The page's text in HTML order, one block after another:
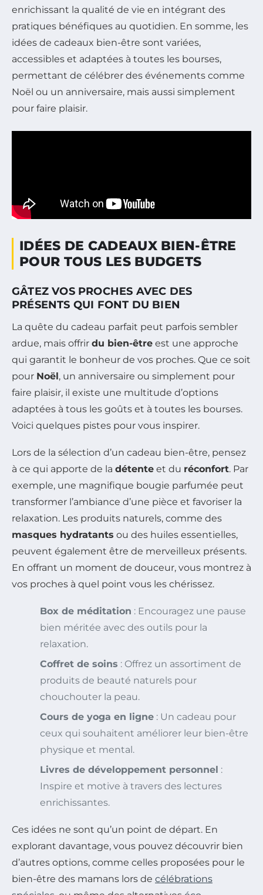
enrichissant la qualité de vie en intégrant des
pratiques bénéfiques au quotidien. En somme, les
idées de cadeaux bien-être sont variées,
accessibles et adaptées à toutes les bourses,
permettant de célébrer des événements comme
Noël ou un anniversaire, mais aussi simplement
pour faire plaisir.
IDÉES DE CADEAUX BIEN-ÊTRE
POUR TOUS LES BUDGETS
GÂTEZ VOS PROCHES AVEC DES
PRÉSENTS QUI FONT DU BIEN
La quête du cadeau parfait peut parfois sembler
ardue, mais offrir du bien-être est une approche
qui garantit le bonheur de vos proches. Que ce soit
pour Noël , un anniversaire ou simplement pour
faire plaisir, il existe une multitude d’options
adaptées à tous les goûts et à toutes les bourses.
Voici quelques pistes pour vous inspirer.
Lors de la sélection d’un cadeau bien-être, pensez
à ce qui apporte de la détente et du réconfort. Par
exemple, une magnifique bougie parfumée peut
transformer l’ambiance d’une pièce et favoriser la
relaxation. Les produits naturels, comme des
masques hydratants ou des huiles essentielles,
peuvent également être de merveilleux présents.
En offrant un moment de douceur, vous montrez à
vos proches à quel point vous les chérissez.
Box de méditation : Encouragez une pause
bien méritée avec des outils pour la
relaxation.
Coffret de soins : Offrez un assortiment de
produits de beauté naturels pour
chouchouter la peau.
Cours de yoga en ligne : Un cadeau pour
ceux qui souhaitent améliorer leur bien-être
physique et mental.
Livres de développement personnel :
Inspire et motive à travers des lectures
enrichissantes.
Ces idées ne sont qu’un point de départ. En
explorant davantage, vous pouvez découvrir bien
d’autres options, comme celles proposées pour le
bien-être des mamans lors de célébrations